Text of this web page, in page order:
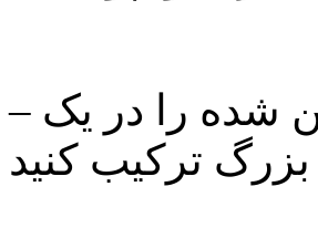
– آجیل ها، انجیر و برش های پرتقال شیرین شده را در یک